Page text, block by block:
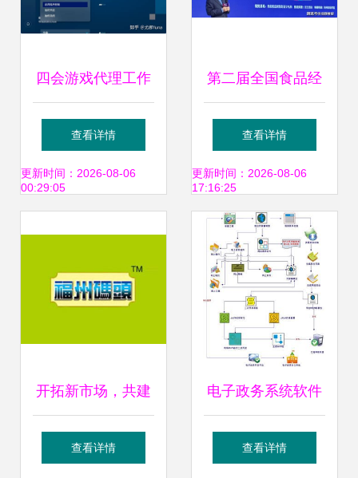
四会游戏代理工作
室模式下的销售代
理运作与实践探索
查看详情
更新时间：2026-08-06
00:29:05
第二届全国食品经
销商大会圆满落
幕，行业发展视角
深化升级
查看详情
更新时间：2026-08-06
17:16:25
开拓新市场，共建
品牌价值 高唐县福
查看详情
电子政务系统软件
开发技术及销售代
查看详情